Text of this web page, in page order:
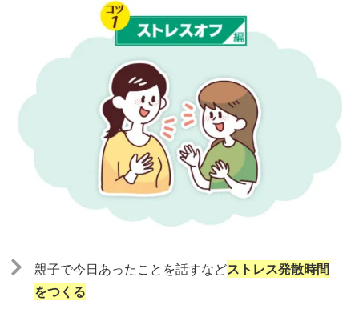
親子で今日あったことを話すなどストレス発散時間
をつくる